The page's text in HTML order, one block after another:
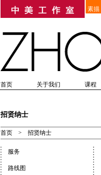
素描
首页
关于我们
课程
招贤纳士
首页 > 招贤纳士
服务
路线图